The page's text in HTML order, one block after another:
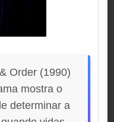
Order (1990)
mostra o
determinar a